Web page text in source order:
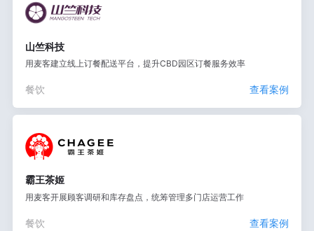
山竺科技
用麦客建立线上订餐配送平台，提升CBD园区订餐服务效率
餐饮 查看案例
霸王茶姬
用麦客开展顾客调研和库存盘点，统筹管理多门店运营工作
餐饮 查看案例